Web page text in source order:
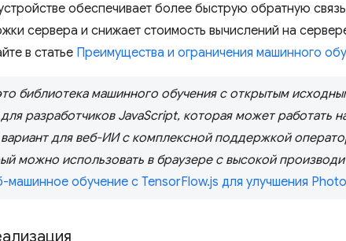
обеспечивает более быструю обратную
сервера и снижает стоимость вычислений на
в статье Преимущества и ограничения машинного
библиотека машинного обучения с открытым
разработчиков JavaScript, которая может работать
для веб-ИИ с комплексной поддержкой
можно использовать в браузере с высокой
машинное обучение с TensorFlow.js для улучшения